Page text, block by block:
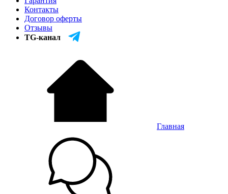
Контакты
Договор оферты
Отзывы
TG-канал
Главная